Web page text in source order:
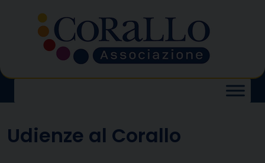
content
Udienze al Corallo